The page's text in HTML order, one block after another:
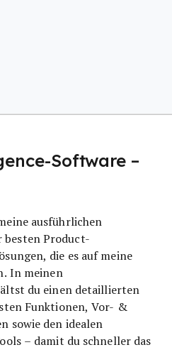
Software –
ausführlichen
besten Product-
die es auf meine
In meinen
du einen detaillierten
Funktionen, Vor- &
sowie den idealen
– damit du schneller das